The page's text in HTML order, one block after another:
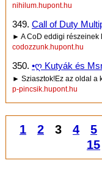
nihilum.hupont.hu
349. Call of Duty
► A CoD eddigi részeinek
codozzunk.hupont.hu
350. •ღ Kutyák és
► Sziasztok!Ez az oldal a
p-pincsik.hupont.hu
1 2 3 4
5
15